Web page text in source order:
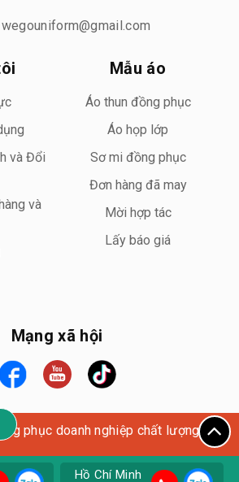
wegouniform@gmail.com
và Đổi
và
Mẫu áo
Áo thun đồng phục
Áo họp lớp
Sơ mi đồng phục
Đơn hàng đã may
Mời hợp tác
Lấy báo giá
Mạng xã hội
phục doanh nghiệp chất lượng cao
Hồ Chí Minh